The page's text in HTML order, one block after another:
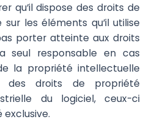
qu’il dispose des droits de
les éléments qu’il utilise
porter atteinte aux droits
seul responsable en cas
la propriété intellectuelle
des droits de propriété
du logiciel, ceux-ci